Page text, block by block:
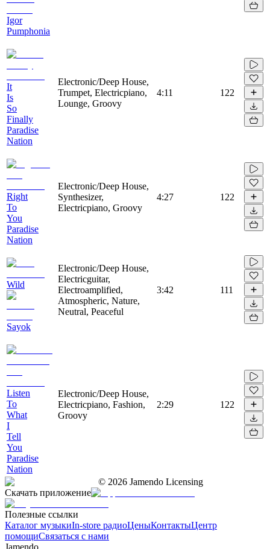
Igor
Pumphonia
It
Is
So
Finally
Paradise
Nation
Electronic/Deep House,
Trumpet, Electricpiano,
Lounge, Groovy
4:11 122
Right
To
You
Paradise
Nation
Electronic/Deep House,
Synthesizer,
Electricpiano, Groovy
4:27 122
Wild
Sayok
Electronic/Deep House,
Electricguitar,
Electroamplified,
Atmospheric, Nature,
Neutral, Peaceful
3:42 111
Listen
To
What
I
Tell
You
Paradise
Nation
Electronic/Deep House,
Electricpiano, Fashion,
Groovy
2:29 122
© 2026 Jamendo Licensing
Скачать приложение
Полезные ссылки
Каталог музыкиIn-store радиоЦеныКонтактыЦентр
помощиСвязаться с нами
Jamendo